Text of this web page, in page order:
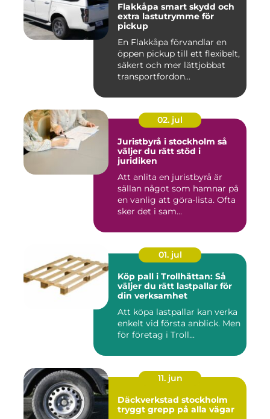
Flakkåpa smart skydd och
extra lastutrymme för
pickup
En Flakkåpa förvandlar en
öppen pickup till ett flexibelt,
säkert och mer lättjobbat
transportfordon...
02. jul
Juristbyrå i stockholm så
väljer du rätt stöd i
juridiken
Att anlita en juristbyrå är
sällan något som hamnar på
en vanlig att göra-lista. Ofta
sker det i sam...
01. jul
Köp pall i Trollhättan: Så
väljer du rätt lastpallar för
din verksamhet
Att köpa lastpallar kan verka
enkelt vid första anblick. Men
för företag i Troll...
11. jun
Däckverkstad stockholm
tryggt grepp på alla vägar